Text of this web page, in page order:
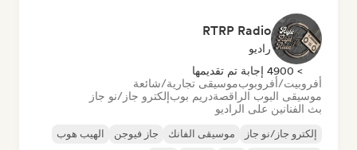
RTRP Radio
راديو
> 4900 إجابة تم تقديمها
أفروبيت/أفروبوبموسيقى تجارية/شائعة
موسيقى البوب الراقصةدريم بوبإلكترو جاز/نو جاز
بث الفنانين على الراديو
إلكترو جاز/نو جاز موسيقى الفانك جاز فيوجن
الهيب هوب